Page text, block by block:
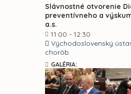
Slávnostné otvorenie
preventívneho a
a.s.
11:00 - 12:30
Východoslovenský
chorôb
GALÉRIA: